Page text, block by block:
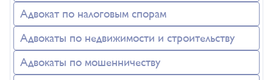
Адвокат по налоговым спорам
Адвокаты по недвижимости и строительству
Адвокаты по мошенничеству